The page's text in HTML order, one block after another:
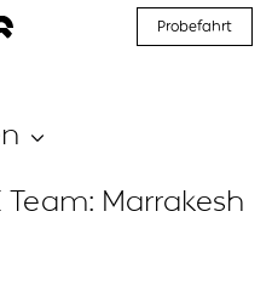
Probefahrt
Marrakesh